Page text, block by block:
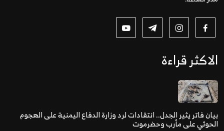
الاكثر قراءة
بيان فاتر يثير الجدل.. انتقادات لرد وزارة الدفاع اليمنية على الهجوم
الحوثي على مأرب وحضرموت